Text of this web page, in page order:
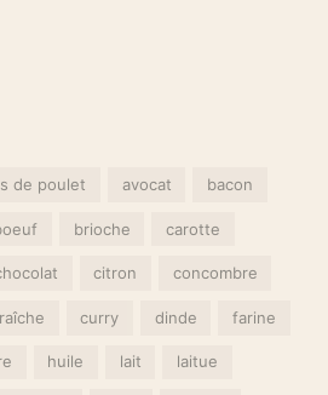
de poulet avocat bacon
brioche carotte
citron concombre
curry dinde farine
huile lait laitue